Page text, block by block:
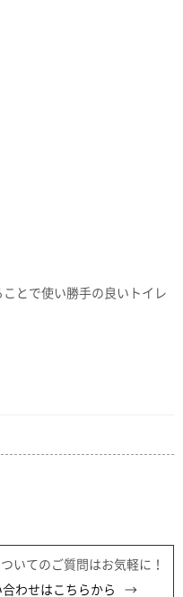
とで使い勝手の良いトイレ
いてのご質問はお気軽に！
合わせはこちらから